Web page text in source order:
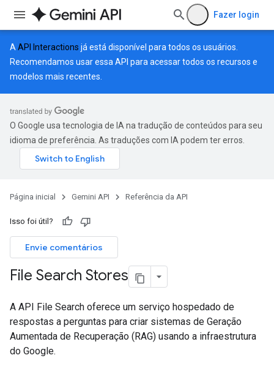
Fazer login
A API Interactions já está disponível para todos os usuários.
Recomendamos usar essa API para acessar todos os recursos e
modelos mais recentes.
O Google usa tecnologia de IA na tradução de conteúdos para seu
idioma de preferência. As traduções com IA podem ter erros.
Página inicial Gemini API Referência da API
Isso foi útil?
Envie comentários
File Search Stores
A API File Search oferece um serviço hospedado de
respostas a perguntas para criar sistemas de Geração
Aumentada de Recuperação (RAG) usando a infraestrutura
do Google.